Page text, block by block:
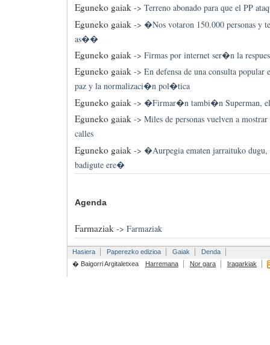
Eguneko gaiak-> Terreno abonado para que el PP
Eguneko gaiak -> �Nos votaron 150.000 personas y
as��
Eguneko gaiak-> Firmas por internet ser�n la
Eguneko gaiak-> En defensa de una consulta
paz y la normalizaci�n pol�tica
Eguneko gaiak-> �Firmar�n tambi�n Superman,
Eguneko gaiak-> Miles de personas vuelven a
calles
Eguneko gaiak -> �Aurpegia ematen jarraituko dugu,
badigute ere�
Agenda
Farmaziak-> Farmaziak
Hasiera Paperezko edizioa Gaiak
Denda
� Baigorri Argitaletxea
Harremana Nor gara Iragarkiak